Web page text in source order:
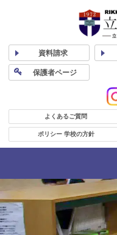
資料請求
保護者ページ
よくあるご質問
ポリシー 学校の方針